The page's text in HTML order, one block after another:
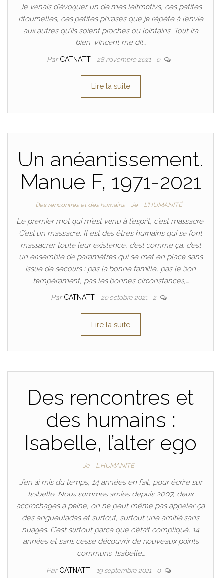
Je venais d’évoquer un de mes leitmotivs, ces petites
ritournelles, ces petites phrases que je répète à l’envie
aux autres qu’ils soient proches ou lointains. Tout ira
bien. Vincent me dit…
Par CATNATT 28 novembre 2021 0
Lire la suite
Un anéantissement.
Manue F, 1971-2021
Des rencontres et des humains Je L'HUMANITÉ
Le premier mot qui m’est venu à l’esprit, c’est massacre.
C’est un massacre. Il est des êtres humains qui se font
massacrer toute leur existence, c’est comme ça, c’est
un ensemble de paramètres qui se met en place sans
issue de secours : pas la bonne famille, pas le bon
tempérament, pas les bonnes circonstances,…
Par CATNATT 20 octobre 2021 2
Lire la suite
Des rencontres et
des humains :
Isabelle, l’alter ego
Je L'HUMANITÉ
J’en ai mis du temps, 14 années en fait, pour écrire sur
Isabelle. Nous sommes amies depuis 2007, deux
accrochages à peine, on ne peut même pas appeler ça
des engueulades et surtout, surtout une amitié sans
nuages. C’est surtout parce que c’était compliqué, 14
années et sans cesse découvrir de nouveaux points
communs. Isabelle…
Par CATNATT 19 septembre 2021 0